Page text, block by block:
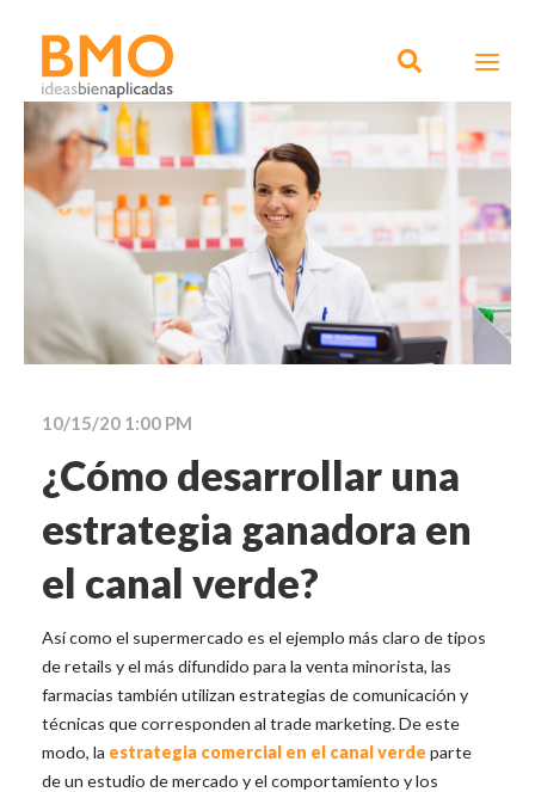
10/15/20 1:00 PM
¿Cómo desarrollar una
estrategia ganadora en
el canal verde?
Así como el supermercado es el ejemplo más claro de tipos
de retails y el más difundido para la venta minorista, las
farmacias también utilizan estrategias de comunicación y
técnicas que corresponden al trade marketing. De este
modo, la estrategia comercial en el canal verde parte
de un estudio de mercado y el comportamiento y los